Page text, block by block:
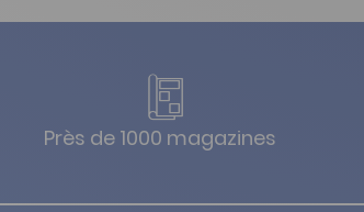
Près de 1000 magazines